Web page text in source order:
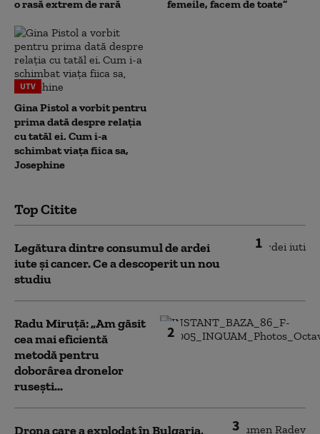
o rasă extrem de rară
femeile, facem de toate”
UTV
Gina Pistol a vorbit pentru
prima dată despre relația
cu tatăl ei. Cum i-a
schimbat viața fiica sa,
Josephine
Top Citite
1
Legătura dintre consumul de ardei
iute și cancer. Ce a descoperit un nou
studiu
2
Radu Miruță: „Am găsit
cea mai eficientă
metodă pentru
doborârea dronelor
rusești...
3
Drona care a explodat în Bulgaria,